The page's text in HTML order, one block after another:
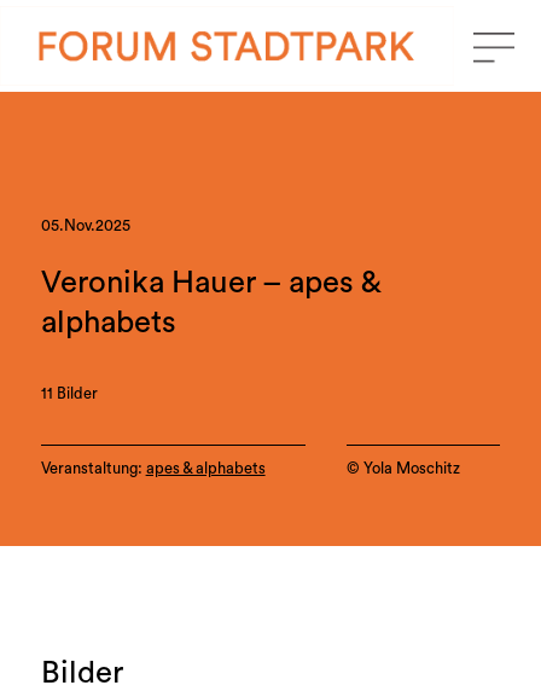
05.Nov.2025
Veronika Hauer – apes &
alphabets
11 Bilder
Veranstaltung: apes & alphabets ©️ Yola Moschitz
Bilder